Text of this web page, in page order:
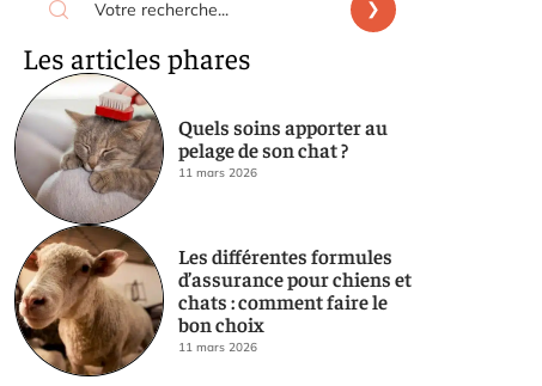
Les articles phares
Quels soins apporter au
pelage de son chat ?
11 mars 2026
Les différentes formules
d’assurance pour chiens et
chats : comment faire le
bon choix
11 mars 2026